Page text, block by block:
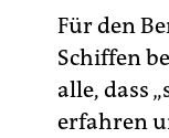
Für den
Schiffen
alle, dass
erfahren